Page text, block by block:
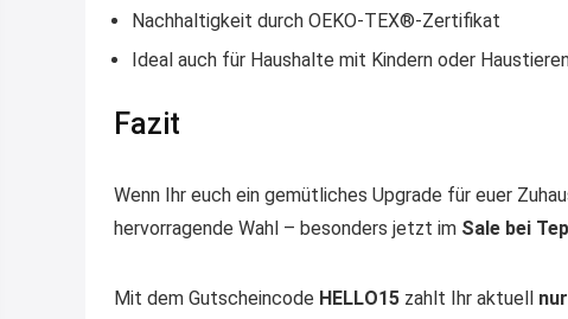
Nachhaltigkeit durch OEKO-TEX®-Zertifikat
Ideal auch für Haushalte mit Kindern oder
Fazit
Wenn Ihr euch ein gemütliches Upgrade für euer
hervorragende Wahl – besonders jetzt im Sale bei
Mit dem Gutscheincode HELLO15 zahlt Ihr aktuell